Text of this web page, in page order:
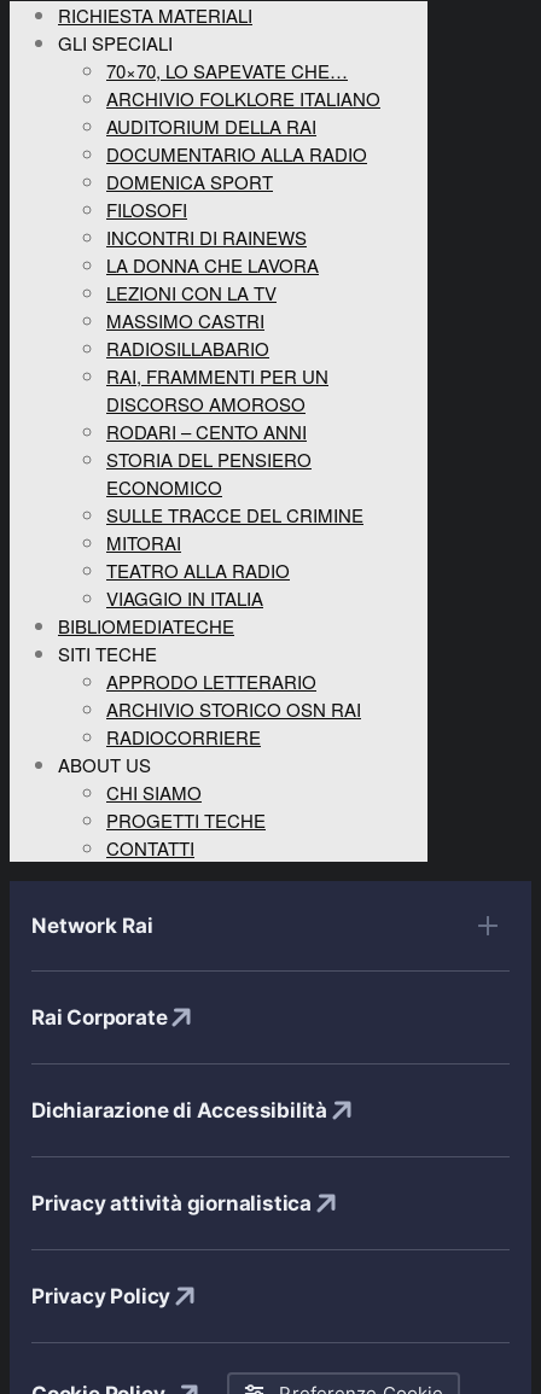
RICHIESTA MATERIALI
GLI SPECIALI
70×70, LO SAPEVATE CHE…
ARCHIVIO FOLKLORE ITALIANO
AUDITORIUM DELLA RAI
DOCUMENTARIO ALLA RADIO
DOMENICA SPORT
FILOSOFI
INCONTRI DI RAINEWS
LA DONNA CHE LAVORA
LEZIONI CON LA TV
MASSIMO CASTRI
RADIOSILLABARIO
RAI, FRAMMENTI PER UN
DISCORSO AMOROSO
RODARI – CENTO ANNI
STORIA DEL PENSIERO
ECONOMICO
SULLE TRACCE DEL CRIMINE
MITORAI
TEATRO ALLA RADIO
VIAGGIO IN ITALIA
BIBLIOMEDIATECHE
SITI TECHE
APPRODO LETTERARIO
ARCHIVIO STORICO OSN RAI
RADIOCORRIERE
ABOUT US
CHI SIAMO
PROGETTI TECHE
CONTATTI